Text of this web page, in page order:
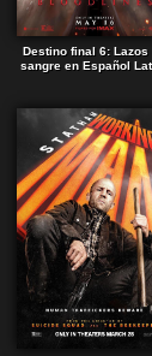
Destino final 6: Lazos
sangre en Español